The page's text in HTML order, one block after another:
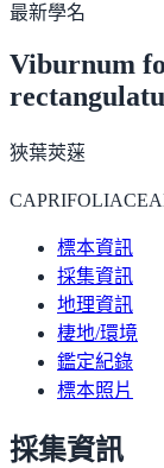
最新學名
Viburnum
狹葉莢蒾
標本資訊
採集資訊
地理資訊
棲地/環境
鑑定紀錄
標本照片
採集資訊